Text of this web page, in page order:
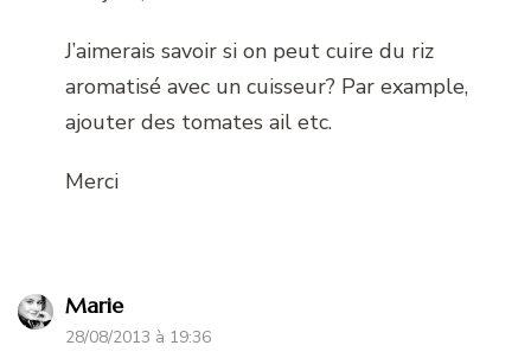
J’aimerais savoir si on peut cuire du riz
aromatisé avec un cuisseur? Par example,
ajouter des tomates ail etc.
Merci
Marie
28/08/2013 à 19:36